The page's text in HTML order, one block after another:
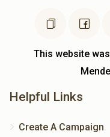
This website
Helpful Links
Create A Campaign